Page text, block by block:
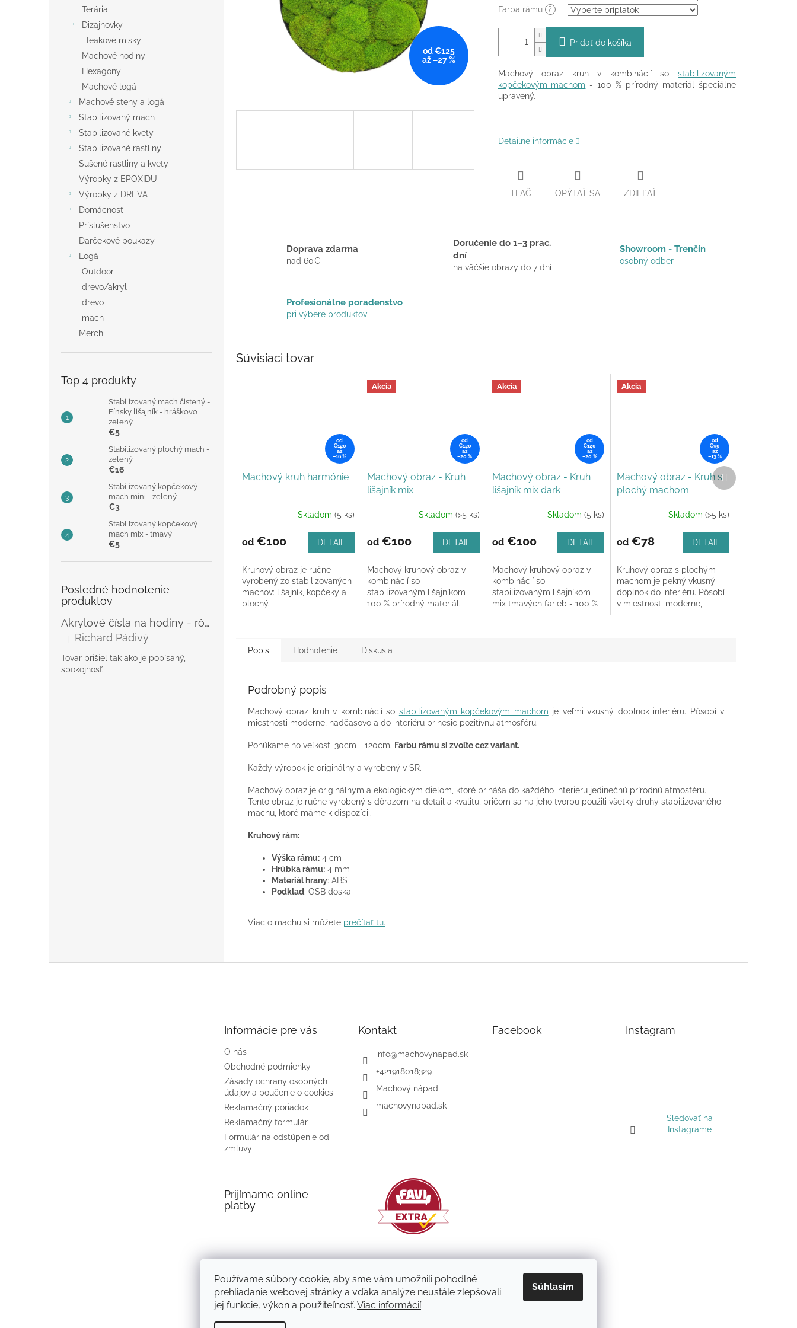
Používame súbory cookie, aby sme vám umožnili pohodlné
prehliadanie webovej stránky a vďaka analýze neustále zlepšovali
jej funkcie, výkon a použiteľnosť. Viac informácií
Súhlasím
Terária
Dizajnovky
Teakové misky
Machové hodiny
Hexagony
Machové logá
Machové steny a logá
Stabilizovaný mach
Stabilizované kvety
Stabilizované rastliny
Sušené rastliny a kvety
Výrobky z EPOXIDU
Výrobky z DREVA
Domácnosť
Príslušenstvo
Darčekové poukazy
Logá
Outdoor
drevo/akryl
drevo
mach
Merch
Top 4 produkty
Stabilizovaný mach čistený -
Fínsky lišajník - hráškovo
zelený
€5
Stabilizovaný plochý mach -
zelený
€16
Stabilizovaný kopčekový
mach mini - zelený
€3
Stabilizovaný kopčekový
mach mix - tmavý
€5
Posledné hodnotenie
produktov
Akrylové čísla na hodiny - rôzne
Hodnotenie produktu je 5 z 5 hviezdičiek.
| Richard Pádivý
Tovar prišiel tak ako je popísaný,
spokojnosť
od €125
až –27 %
Farba rámu ?
Pridať do košíka
Machový obraz kruh v kombinácií so stabilizovaným
kopčekovým machom - 100 % prírodný materiál špeciálne
upravený.
Detailné informácie
TLAČ OPÝTAŤ SA ZDIEĽAŤ
Doprava zdarma
nad 60€
Doručenie do 1–3 prac.
dní
na väčšie obrazy do 7 dní
Showroom - Trenčín
osobný odber
Profesionálne poradenstvo
pri výbere produktov
Súvisiaci tovar
od
€120
až
–16 %
Machový kruh harmónie
produktu
z
5
hviezdičiek.
Skladom (5 ks)
od €100 DETAIL
Kruhový obraz je ručne
vyrobený zo stabilizovaných
machov: lišajník, kopčeky a
plochý.
Akcia
od
€120
až
–20 %
Machový obraz - Kruh
lišajník mix
Skladom (>5 ks)
od€100 DETAIL
Machový kruhový obraz v
kombinácií so
stabilizovaným lišajníkom -
100 % prírodný materiál.
Akcia
od
€120
až
–20 %
Machový obraz - Kruh
lišajník mix dark
Skladom(5 ks)
od€100 DETAIL
Machový kruhový obraz v
kombinácií so
stabilizovaným lišajníkom
mix tmavých farieb - 100 %
Akcia
od
€90
až
–13 %
Machový obraz - Kruh s
plochý machom
Skladom (>5 ks)
od €78 DETAIL
Kruhový obraz s plochým
machom je pekný vkusný
doplnok do interiéru. Pôsobí
v miestnosti moderne,
Ďalší
produkt
Popis Hodnotenie Diskusia
Podrobný popis
Machový obraz kruh v kombinácií so stabilizovaným kopčekovým machom je veľmi vkusný doplnok interiéru. Pôsobí v
miestnosti moderne, nadčasovo a do interiéru prinesie pozitívnu atmosféru.
Ponúkame ho veľkosti 30cm - 120cm. Farbu rámu si zvoľte cez variant.
Každý výrobok je originálny a vyrobený v SR.
Machový obraz je originálnym a ekologickým dielom, ktoré prináša do každého interiéru jedinečnú prírodnú atmosféru.
Tento obraz je ručne vyrobený s dôrazom na detail a kvalitu, pričom sa na jeho tvorbu použili všetky druhy stabilizovaného
machu, ktoré máme k dispozícii.
Kruhový rám:
Výška rámu: 4 cm
Hrúbka rámu: 4 mm
Materiál hrany: ABS
Podklad: OSB doska
Viac o machu si môžete prečítať tu.
Informácie pre vás
O nás
Obchodné podmienky
Zásady ochrany osobných
údajov a poučenie o cookies
Reklamačný poriadok
Reklamačný formulár
Formulár na odstúpenie od
zmluvy
Kontakt
info@machovynapad.sk
+421918018329
Machový nápad
machovynapad.sk
Facebook Instagram
Sledovať na
Instagrame
Prijímame online
platby